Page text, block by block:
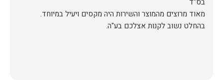
מאוד מרוצים מהמוצר והשירות היה מקסים ויעיל במיוחד.
בהחלט נשוב לקנות אצלכם בע"ה.